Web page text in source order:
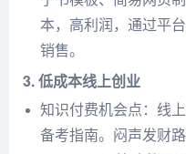
本，高利润，通过平
销售。
3. 低成本线上创业
知识付费机会点：线
备考指南。闷声发财